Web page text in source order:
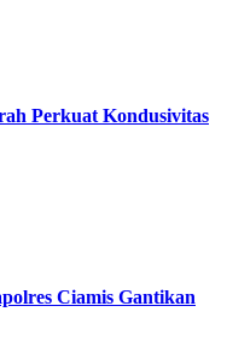
Perkuat Kondusivitas
Ciamis Gantikan